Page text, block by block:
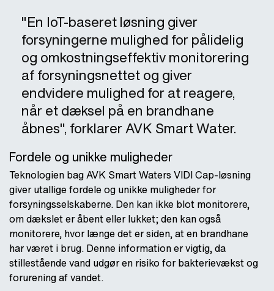
"En IoT-baseret løsning giver
forsyningerne mulighed for pålidelig
og omkostningseffektiv monitorering
af forsyningsnettet og giver
endvidere mulighed for at reagere,
når et dæksel på en brandhane
åbnes", forklarer AVK Smart Water.
Fordele og unikke muligheder
Teknologien bag AVK Smart Waters VIDI Cap-løsning
giver utallige fordele og unikke muligheder for
forsyningsselskaberne. Den kan ikke blot monitorere,
om dækslet er åbent eller lukket; den kan også
monitorere, hvor længe det er siden, at en brandhane
har været i brug. Denne information er vigtig, da
stillestående vand udgør en risiko for bakterievækst og
forurening af vandet.